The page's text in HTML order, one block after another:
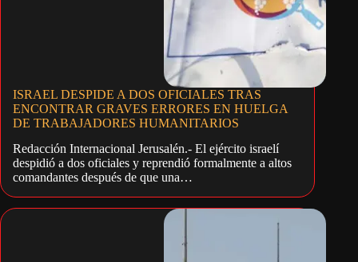
ISRAEL DESPIDE A DOS OFICIALES TRAS
ENCONTRAR GRAVES ERRORES EN HUELGA
DE TRABAJADORES HUMANITARIOS
Redacción Internacional Jerusalén.- El ejército israelí
despidió a dos oficiales y reprendió formalmente a altos
comandantes después de que una…